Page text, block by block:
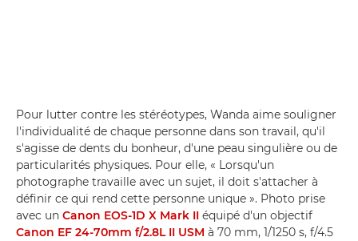
Pour lutter contre les stéréotypes, Wanda aime souligner
l'individualité de chaque personne dans son travail, qu'il
s'agisse de dents du bonheur, d'une peau singulière ou de
particularités physiques. Pour elle, « Lorsqu'un
photographe travaille avec un sujet, il doit s'attacher à
définir ce qui rend cette personne unique ». Photo prise
avec un Canon EOS-1D X Mark II équipé d'un objectif
Canon EF 24-70mm f/2.8L II USM à 70 mm, 1/1250 s, f/4.5